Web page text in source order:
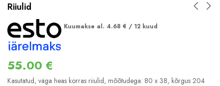
Riiulid
Kuumakse al. 4.68 € / 12 kuud
55.00 €
Kasutatud, väga heas korras riiulid, mõõtudega: 80 x 38, kõrgus 204